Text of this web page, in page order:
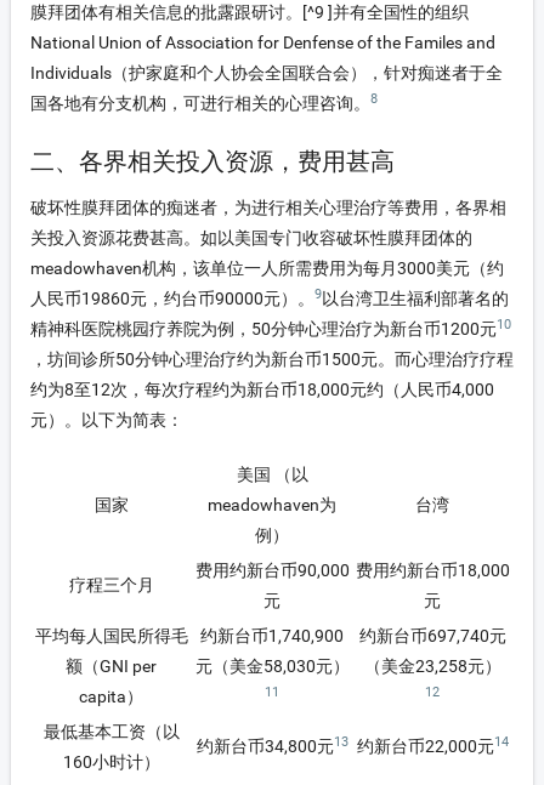
膜拜团体有相关信息的批露跟研讨。 [^9 ]并有全国性的组织
National Union of Association for Denfense of the Familes and
Individuals（护家庭和个人协会全国联合会），针对痴迷者于全
国各地有分支机构，可进行相关的心理咨询。
8
二、各界相关投入资源，费用甚高
破坏性膜拜团体的痴迷者，为进行相关心理治疗等费用，各界相
关投入资源花费甚高。如以美国专门收容破坏性膜拜团体的
meadowhaven机构，该单位一人所需费用为每月3000美元（约
人民币19860元，约台币90000元）。
9以台湾卫生福利部著名的
精神科医院桃园疗养院为例，50分钟心理治疗为新台币1200元10
，坊间诊所50分钟心理治疗约为新台币1500元。而心理治疗疗程
约为8至12次，每次疗程约为新台币18,000元约（人民币4,000
元）。以下为简表：
国家
美国 （以
meadowhaven为
例）
台湾
疗程三个月
费用约新台币90,000
元
费用约新台币18,000
元
平均每人国民所得毛
额（GNI per
capita）
约新台币1,740,900
元（美金58,030元）
11
约新台币697,740元
（美金23,258元）
12
最低基本工资（以
160小时计）
约新台币34,800元13 约新台币22,000元14